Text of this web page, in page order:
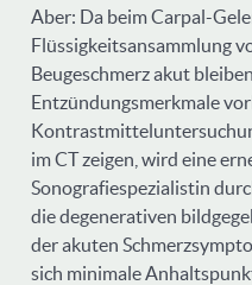
Aber: Da beim Carpal-
Flüssigkeitsansammlung
Beugeschmerz akut
Entzündungsmerkmale
im CT zeigen, wird eine
Sonografiespezialistin
die degenerativen
der akuten
sich minimale